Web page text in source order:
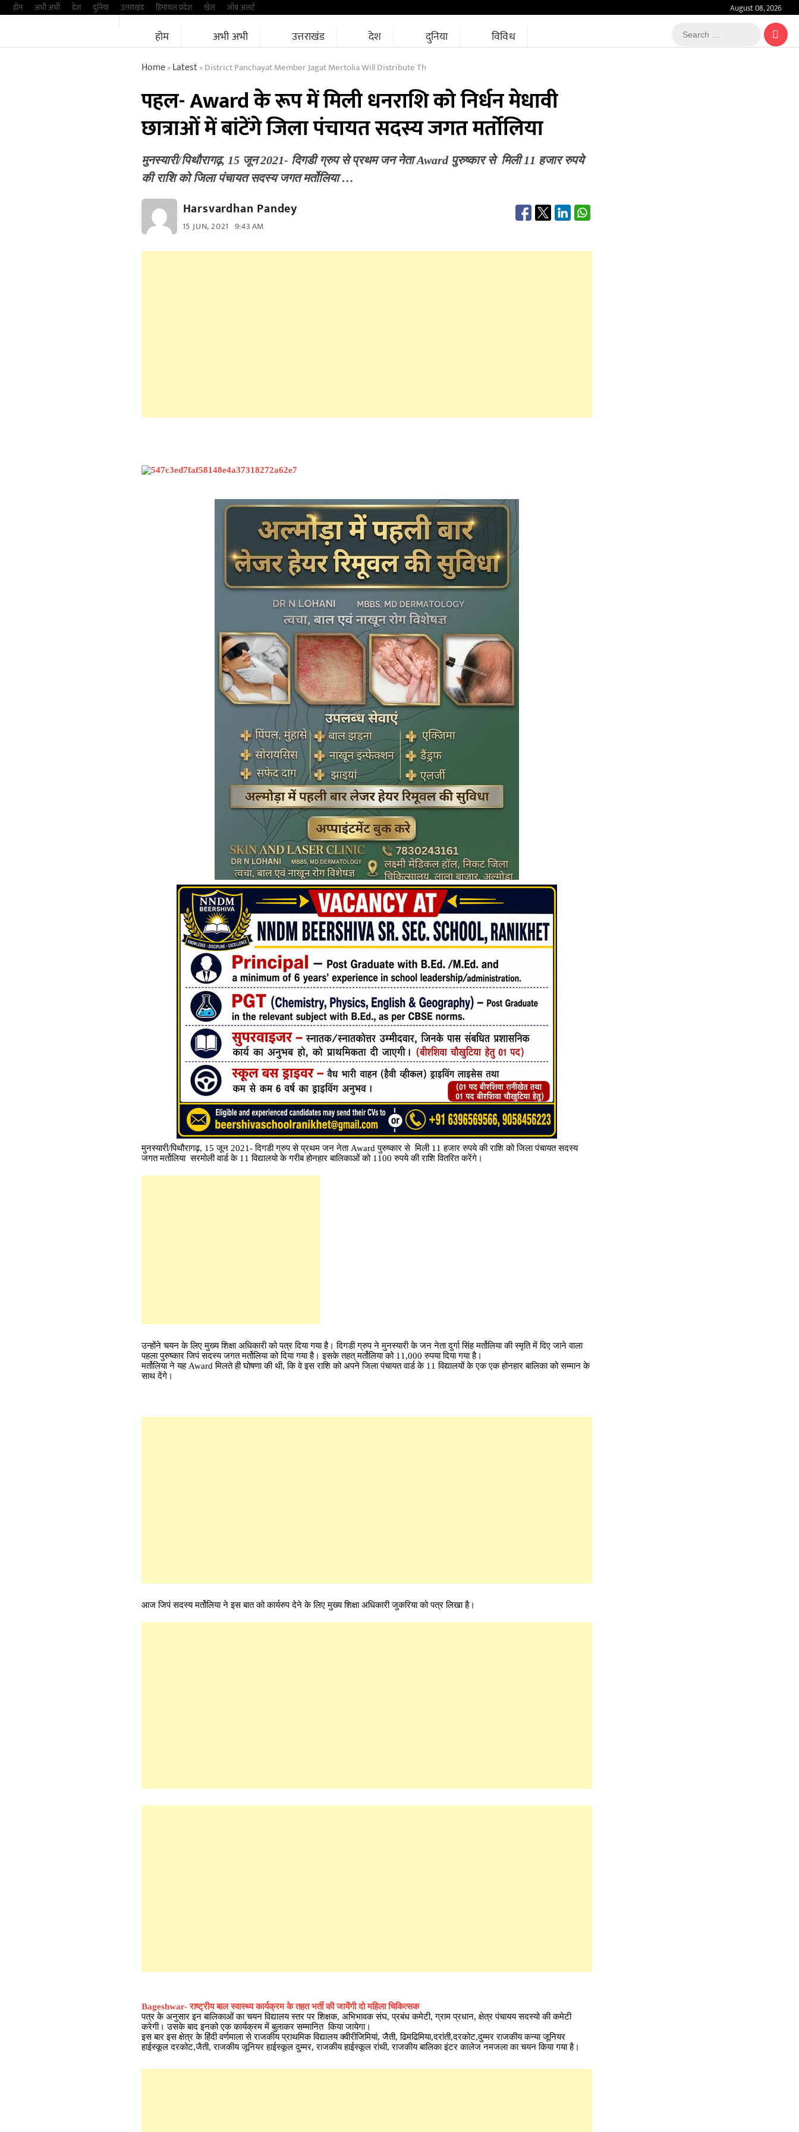
Skipहोम अभी अभी देश दुनिया उत्तराखंड हिमांचल प्रदेश खेल जॉब अलर्ट August 08, 2026
होम अभी अभी उत्तराखंड देश दुनिया विविध
Search
…
Home»Latest»District Panchayat Member Jagat Mertolia Will Distribute Th
पहल- Award के रूप में मिली धनराशि को निर्धन मेधावी
छात्राओं में बांटेंगे जिला पंचायत सदस्य जगत मर्तोलिया
मुनस्यारी/पिथौरागढ़, 15 जून 2021- दिगडी ग्रुप से प्रथम जन नेता Award पुरुष्कार से मिली 11 हजार रुपये
की राशि को जिला पंचायत सदस्य जगत मर्तोलिया …
Harsvardhan Pandey
15 JUN, 2021 9:43 AM
मुनस्यारी/पिथौरागढ़, 15 जून 2021- दिगडी ग्रुप से प्रथम जन नेता Award पुरुष्कार से मिली 11 हजार रुपये की राशि को जिला पंचायत सदस्य
जगत मर्तोलिया सरमोली वार्ड के 11 विद्यालयो के गरीब होनहार बालिकाओं को 1100 रुपये की राशि वितरित करेंगे।
उन्होंने चयन के लिए मुख्य शिक्षा अधिकारी को पत्र दिया गया है। दिगडी ग्रुप ने मुनस्यारी के जन नेता दुर्गा सिंह मर्तोलिया की स्मृति में दिए जाने वाला
पहला पुरुष्कार जिपं सदस्य जगत मर्तोलिया को दिया गया है। इसके तहत् मर्तोलिया को 11,000 रुपया दिया गया है।
मर्तोलिया ने यह Award मिलते ही घोषणा की थी, कि वे इस राशि को अपने जिला पंचायत वार्ड के 11 विद्यालयों के एक एक होनहार बालिका को सम्मान के
साथ देंगे।
आज जिपं सदस्य मर्तोलिया ने इस बात को कार्यरुप देने के लिए मुख्य शिक्षा अधिकारी जुकरिया को पत्र लिखा है।
Bageshwar- राष्ट्रीय बाल स्वास्थ्य कार्यक्रम के तहत भर्ती ​की जायेंगी दो महिला​ चिकित्सक
पत्र के अनुसार इन बालिकाओं का चयन विद्यालय स्तर पर शिक्षक, अभिभावक संघ, प्रबंध कमेटी, ग्राम प्रधान, क्षेत्र पंचायय सदस्यो की कमेटी
करेगी। उसके बाद इनको एक कार्यक्रम में बुलाकर सम्मानित किया जायेगा।
इस बार इस क्षेत्र के हिंदी वर्णमाला से राजकीय प्राथमिक विद्यालय क्वीरीजिमियां, जैती, ढिमढिमिया,दरांती,दरकोट,दुम्मर राजकीय कन्या जूनियर
हाईस्कूल दरकोट,जैती, राजकीय जूनियर हाईस्कूल दुम्मर, राजकीय हाईस्कूल रांथी, राजकीय बालिका इंटर कालेज नमजला का चयन किया गया है।